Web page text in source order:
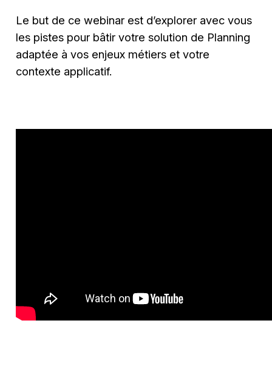
Le but de ce webinar est d’explorer avec vous
les pistes pour bâtir votre solution de Planning
adaptée à vos enjeux métiers et votre
contexte applicatif.